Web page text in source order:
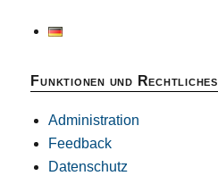
Funktionen und Rechtliches
Administration
Feedback
Datenschutz